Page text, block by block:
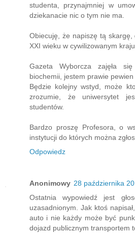
studenta, przynajmniej w
dziekanacie nic o tym nie ma.
Obiecuję, że napiszę tą
XXI wieku w cywilizowanym
Gazeta Wyborcza zajęła
biochemii, jestem prawie pewien
Będzie kolejny wstyd, może
zrozumie, że uniwersytet
studentów.
Bardzo proszę Profesora, o
instytucji do których można
Odpowiedz
Anonimowy 28 października
Ostatnia wypowiedź jest
uzasadnionym. Jak ktoś
auto i nie każdy może być
dojazd publicznym transportem